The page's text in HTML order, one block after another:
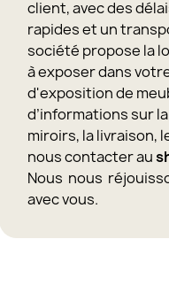
client, avec des
rapides et un
société propose la
à exposer dans
d'exposition de
d’informations sur
miroirs, la livraison,
nous contacter au
Nous nous
avec vous.